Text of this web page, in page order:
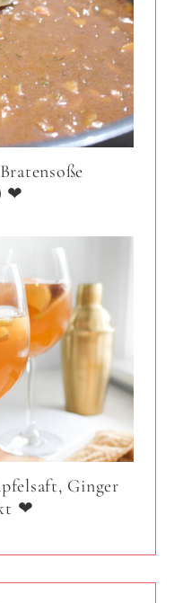
❤
Ginger
❤